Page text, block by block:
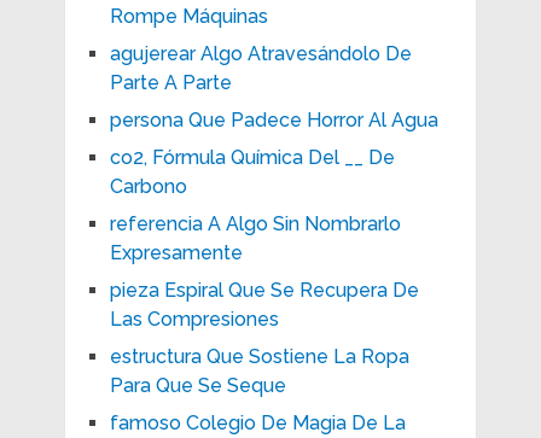
Rompe Máquinas
agujerear Algo Atravesándolo De
Parte A Parte
persona Que Padece Horror Al Agua
co2, Fórmula Química Del __ De
Carbono
referencia A Algo Sin Nombrarlo
Expresamente
pieza Espiral Que Se Recupera De
Las Compresiones
estructura Que Sostiene La Ropa
Para Que Se Seque
famoso Colegio De Magia De La